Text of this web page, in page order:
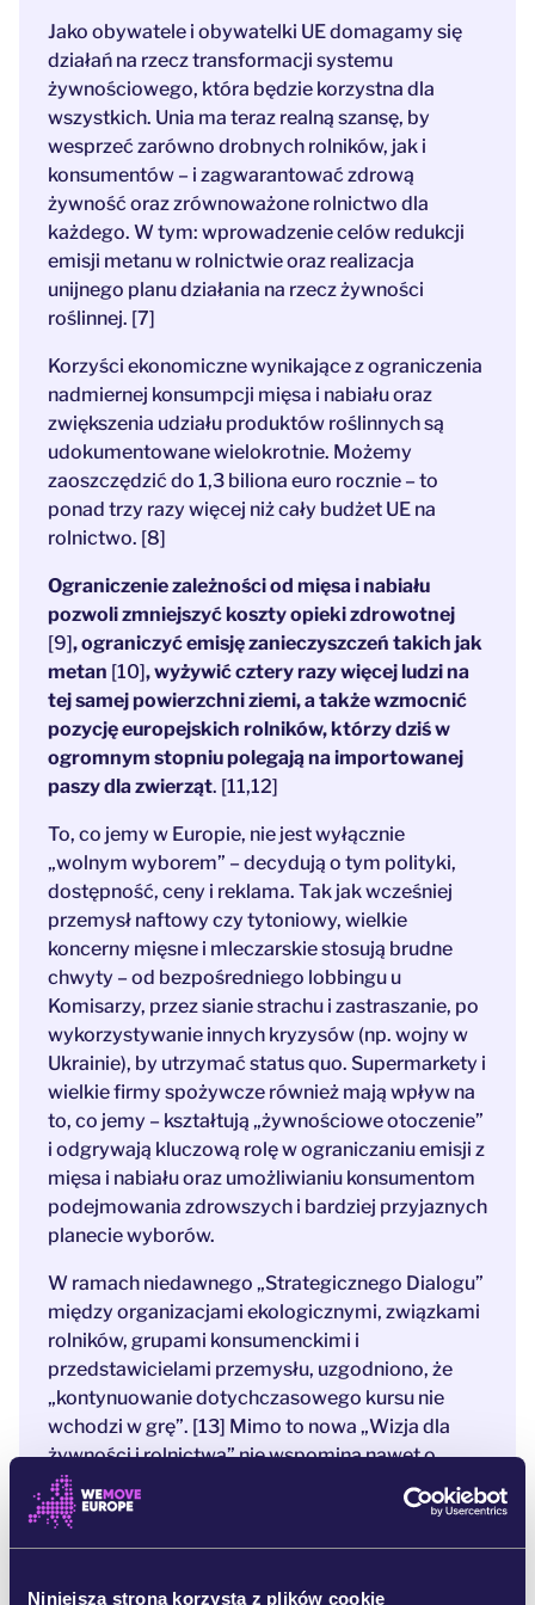
Niniejsza strona korzysta z plików cookie
Jako obywatele i obywatelki UE domagamy się
działań na rzecz transformacji systemu
żywnościowego, która będzie korzystna dla
wszystkich. Unia ma teraz realną szansę, by
wesprzeć zarówno drobnych rolników, jak i
konsumentów – i zagwarantować zdrową
żywność oraz zrównoważone rolnictwo dla
każdego. W tym: wprowadzenie celów redukcji
emisji metanu w rolnictwie oraz realizacja
unijnego planu działania na rzecz żywności
roślinnej. [7]
Korzyści ekonomiczne wynikające z ograniczenia
nadmiernej konsumpcji mięsa i nabiału oraz
zwiększenia udziału produktów roślinnych są
udokumentowane wielokrotnie. Możemy
zaoszczędzić do 1,3 biliona euro rocznie – to
ponad trzy razy więcej niż cały budżet UE na
rolnictwo. [8]
Ograniczenie zależności od mięsa i nabiału
pozwoli zmniejszyć koszty opieki zdrowotnej
[9], ograniczyć emisję zanieczyszczeń takich jak
metan [10], wyżywić cztery razy więcej ludzi na
tej samej powierzchni ziemi, a także wzmocnić
pozycję europejskich rolników, którzy dziś w
ogromnym stopniu polegają na importowanej
paszy dla zwierząt. [11,12]
To, co jemy w Europie, nie jest wyłącznie
„wolnym wyborem” – decydują o tym polityki,
dostępność, ceny i reklama. Tak jak wcześniej
przemysł naftowy czy tytoniowy, wielkie
koncerny mięsne i mleczarskie stosują brudne
chwyty – od bezpośredniego lobbingu u
Komisarzy, przez sianie strachu i zastraszanie, po
wykorzystywanie innych kryzysów (np. wojny w
Ukrainie), by utrzymać status quo. Supermarkety i
wielkie firmy spożywcze również mają wpływ na
to, co jemy – kształtują „żywnościowe otoczenie”
i odgrywają kluczową rolę w ograniczaniu emisji z
mięsa i nabiału oraz umożliwianiu konsumentom
podejmowania zdrowszych i bardziej przyjaznych
planecie wyborów.
W ramach niedawnego „Strategicznego Dialogu”
między organizacjami ekologicznymi, związkami
rolników, grupami konsumenckimi i
przedstawicielami przemysłu, uzgodniono, że
„kontynuowanie dotychczasowego kursu nie
wchodzi w grę”. [13] Mimo to nowa „Wizja dla
żywności i rolnictwa” nie wspomina nawet o
metanie [14] i nie odpowiada na wyzwania
transformacji systemu żywnościowego. Gotowy
Europejską, by wesprzeć zmiany i poprawić